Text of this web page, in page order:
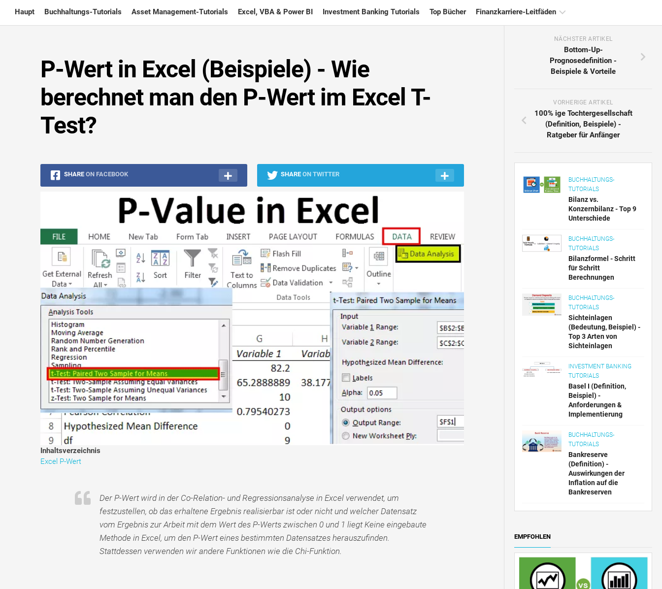
content
Haupt Buchhaltungs-Tutorials Asset Management-Tutorials Excel, VBA & Power BI Investment Banking Tutorials Top Bücher Finanzkarriere-Leitfäden
Finanzmodellierung
Risikomanagement-
P-Wert in Excel (Beispiele) - Wie
berechnet man den P-Wert im Excel T-
Test?
SHARE ON FACEBOOK SHARE ON TWITTER
Inhaltsverzeichnis
Excel P-Wert
Der P-Wert wird in der Co-Relation- und Regressionsanalyse in Excel verwendet, um
festzustellen, ob das erhaltene Ergebnis realisierbar ist oder nicht und welcher Datensatz
vom Ergebnis zur Arbeit mit dem Wert des P-Werts zwischen 0 und 1 liegt Keine eingebaute
Methode in Excel, um den P-Wert eines bestimmten Datensatzes herauszufinden.
Stattdessen verwenden wir andere Funktionen wie die Chi-Funktion.
NÄCHSTER ARTIKEL
Bottom-Up-
Prognosedefinition -
Beispiele & Vorteile
VORHERIGE ARTIKEL
100% ige Tochtergesellschaft
(Definition, Beispiele) -
Ratgeber für Anfänger
BUCHHALTUNGS-
TUTORIALS
Bilanz vs.
Konzernbilanz - Top 9
Unterschiede
BUCHHALTUNGS-
TUTORIALS
Bilanzformel - Schritt
für Schritt
Berechnungen
BUCHHALTUNGS-
TUTORIALS
Sichteinlagen
(Bedeutung, Beispiel) -
Top 3 Arten von
Sichteinlagen
INVESTMENT BANKING
TUTORIALS
Basel I (Definition,
Beispiel) -
Anforderungen &
Implementierung
BUCHHALTUNGS-
TUTORIALS
Bankreserve
(Definition) -
Auswirkungen der
Inflation auf die
Bankreserven
EMPFOHLEN